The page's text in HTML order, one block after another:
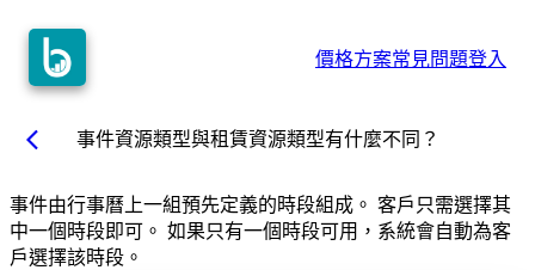
價格方案常見問題登入
arrow_back_ios 事件資源類型與租賃資源類型有什麼不同？
事件由行事曆上一組預先定義的時段組成。 客戶只需選擇其
中一個時段即可。 如果只有一個時段可用，系統會自動為客
戶選擇該時段。